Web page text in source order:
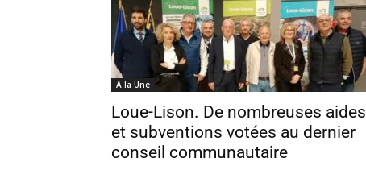
A la Une
Loue-Lison. De nombreuses aides
et subventions votées au dernier
conseil communautaire